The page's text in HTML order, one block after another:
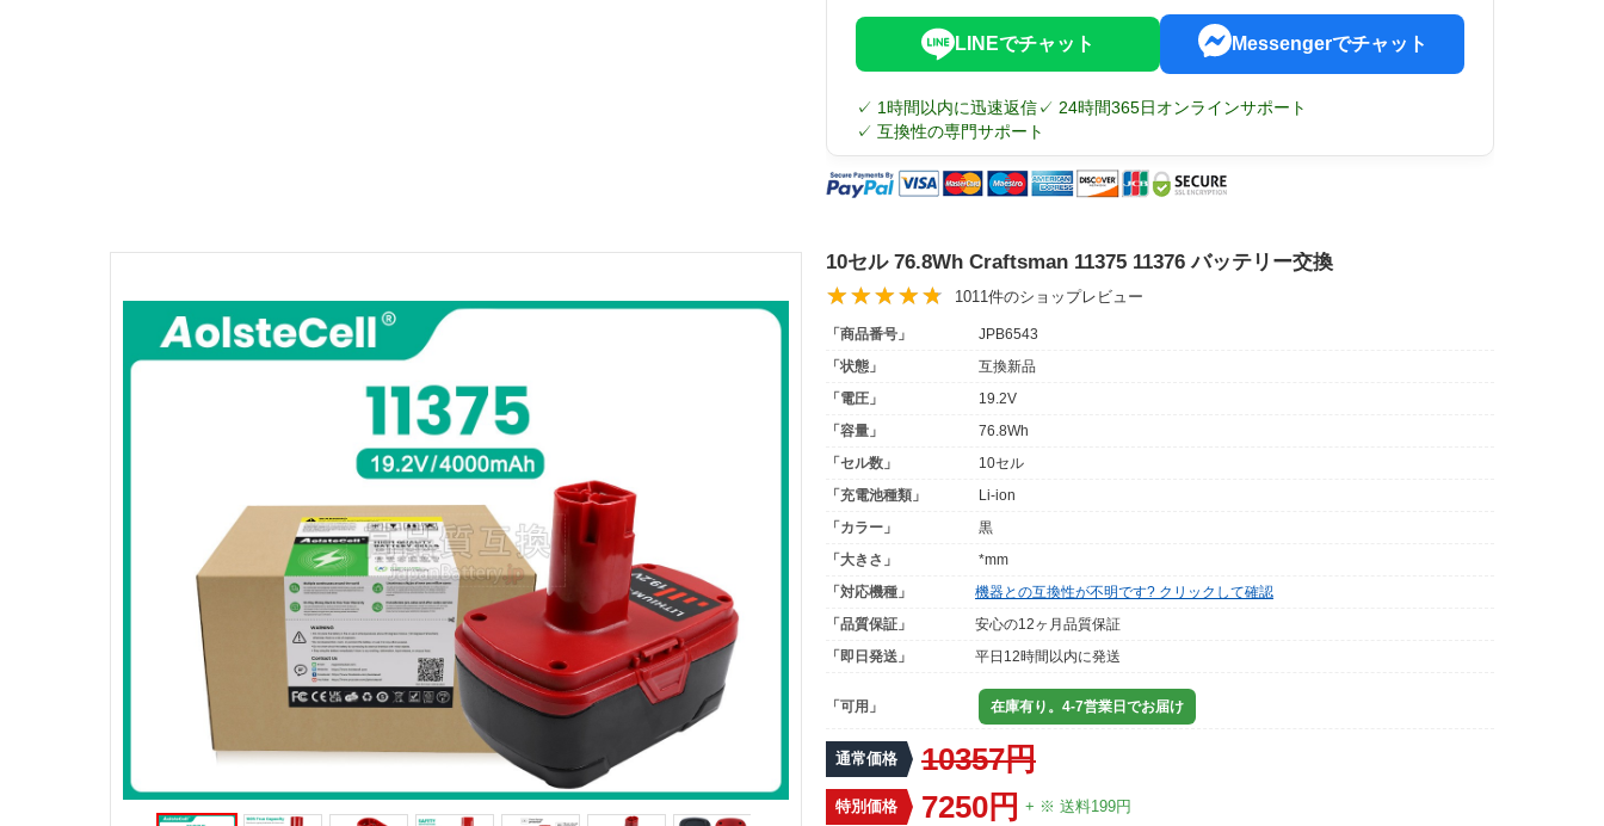
LINEでチャット Messengerでチャット
✓ 1時間以内に迅速返信✓ 24時間365日オンラインサポート
✓ 互換性の専門サポート
10セル 76.8Wh Craftsman 11375 11376 バッテリー交換
1011件のショップレビュー
「商品番号」
JPB6543
「状態」
互換新品
「電圧」
19.2V
「容量」
76.8Wh
「セル数」
10セル
「充電池種類」
Li-ion
「カラー」
黒
「大きさ」
*mm
「対応機種」
機器との互換性が不明です? クリックして確認
「品質保証」
安心の12ヶ月品質保証
「即日発送」
平日12時間以内に発送
「可用」 在庫有り。4-7営業日でお届け
通常価格 10357円
特別価格 7250円 + ※ 送料199円